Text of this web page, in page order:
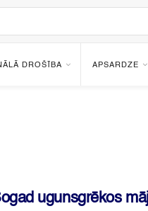
DROŠĪBA APSARDZE
ugunsgrēkos